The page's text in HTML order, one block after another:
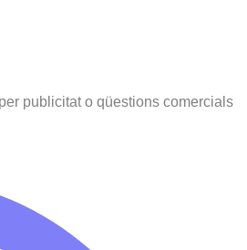
publicitat o qüestions comercials